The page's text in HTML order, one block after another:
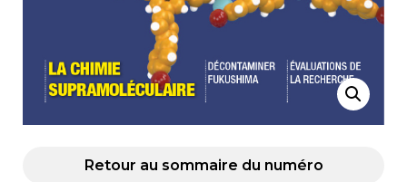
Retour au sommaire du numéro